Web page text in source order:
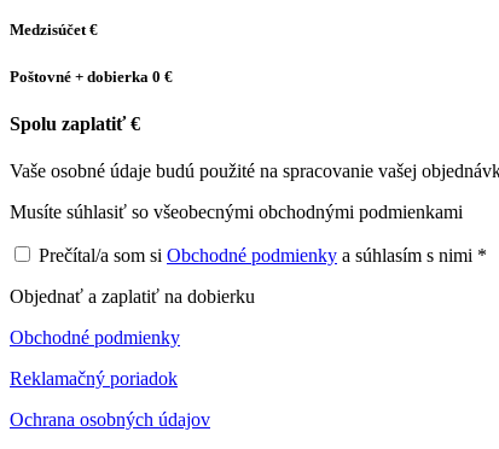
Medzisúčet€
Poštovné + dobierka 0 €
Spolu zaplatiť€
Vaše osobné údaje budú použité na spracovanie vašej
Musíte súhlasiť so všeobecnými obchodnými podmienkami
Prečítal/a som si Obchodné podmienky a súhlasím s nimi *
Objednať a zaplatiť na dobierku
Obchodné podmienky
Reklamačný poriadok
Ochrana osobných údajov